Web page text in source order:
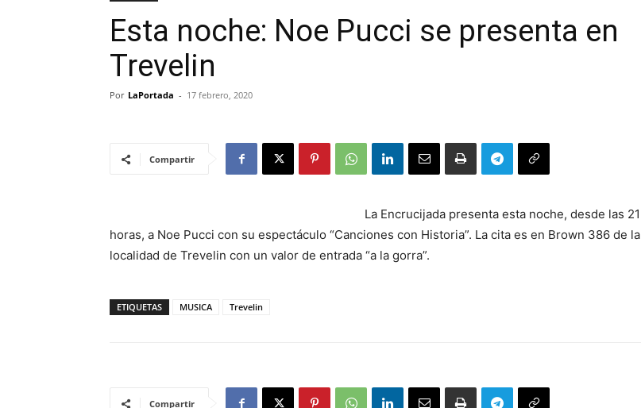
Esta noche: Noe Pucci se presenta en
Trevelin
Por LaPortada - 17 febrero, 2020
Compartir
La Encrucijada presenta esta noche, desde las 21
horas, a Noe Pucci con su espectáculo “Canciones con Historia”. La cita es en Brown 386 de la
localidad de Trevelin con un valor de entrada “a la gorra”.
ETIQUETAS MUSICA Trevelin
Compartir